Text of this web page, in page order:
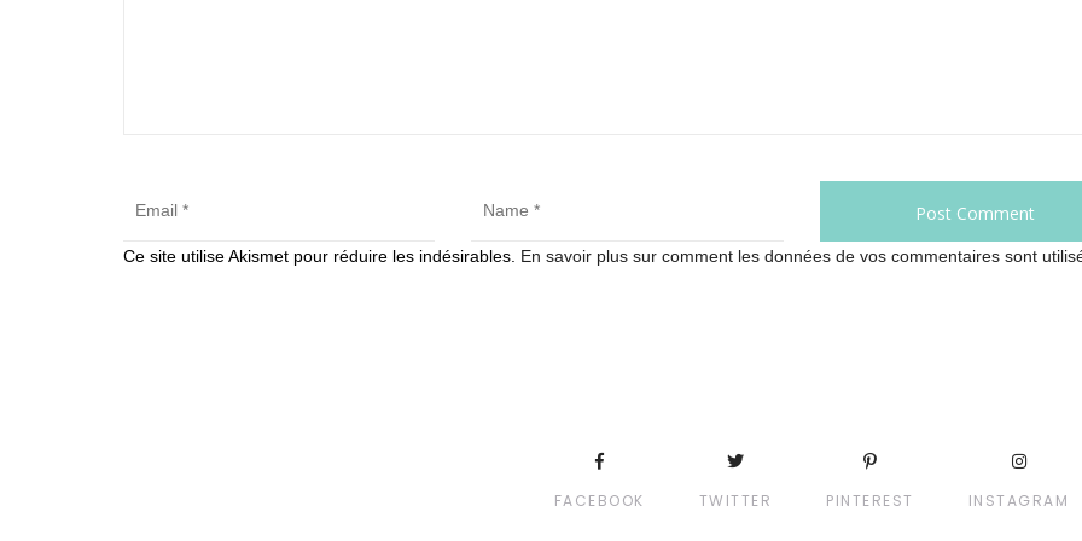
Ce site utilise Akismet pour réduire les indésirables. En savoir plus sur comment les données de vos commentaires sont
FACEBOOK TWITTER PINTEREST INSTAGRAM